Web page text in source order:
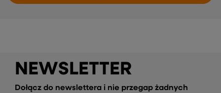
NEWSLETTER
Dołącz do newslettera i nie przegap żadnych